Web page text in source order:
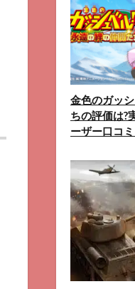
金色のガッ
ちの評価は?
ーザー口コ